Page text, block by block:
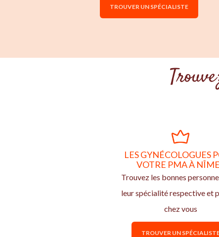
TROUVER UN SPÉCIALISTE
LES GYNÉCOLOGUES
VOTRE PMA À
Trouvez les bonnes
leur spécialité respective et
chez vous
TROUVER UN